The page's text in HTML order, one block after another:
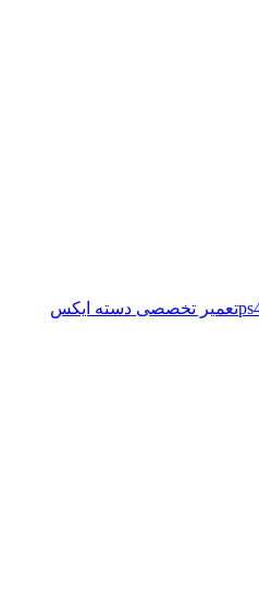
تعمیر تخصصی دسته ایکس